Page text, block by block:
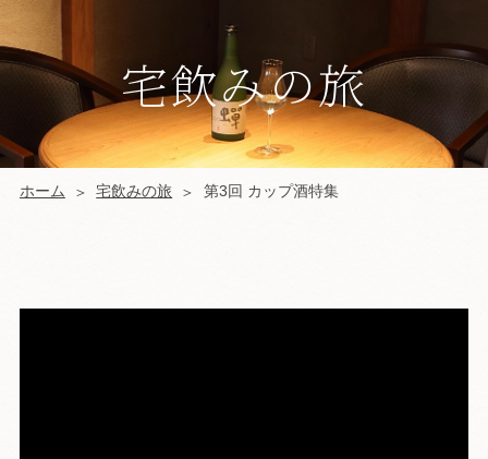
宅飲みの旅
ホーム 宅飲みの旅 第3回 カップ酒特集